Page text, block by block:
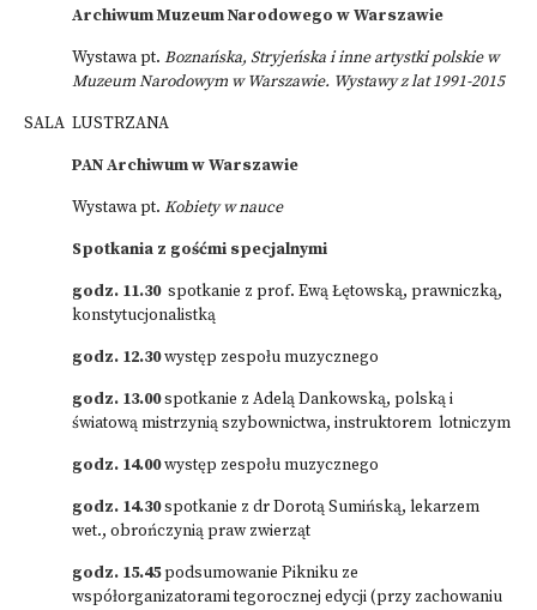
Archiwum Muzeum Narodowego w Warszawie
Wystawa pt. Boznańska, Stryjeńska i inne artystki polskie w
Muzeum Narodowym w Warszawie. Wystawy z lat 1991-2015
SALA LUSTRZANA
PAN Archiwum w Warszawie
Wystawa pt. Kobiety w nauce
Spotkania z gośćmi specjalnymi
godz. 11.30spotkanie z prof. Ewą Łętowską, prawniczką,
konstytucjonalistką
godz. 12.30występ zespołu muzycznego
godz. 13.00spotkanie z Adelą Dankowską, polską i
światową mistrzynią szybownictwa, instruktorem lotniczym
godz. 14.00występ zespołu muzycznego
godz. 14.30spotkanie z dr Dorotą Sumińską, lekarzem
wet., obrończynią praw zwierząt
godz. 15.45podsumowanie Pikniku ze
współorganizatorami tegorocznej edycji (przy zachowaniu